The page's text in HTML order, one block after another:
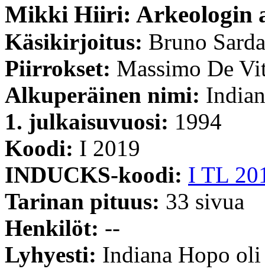
Mikki Hiiri: Arkeologin
Käsikirjoitus: Bruno Sarda
Piirrokset: Massimo De
Alkuperäinen nimi:
1. julkaisuvuosi: 1994
Koodi: I 2019
INDUCKS-koodi: I TL
Tarinan pituus: 33 sivua
Henkilöt: --
Lyhyesti: Indiana Hopo